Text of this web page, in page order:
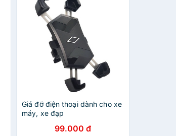
Giá đỡ điện thoại dành cho xe
máy, xe đạp
99.000 đ